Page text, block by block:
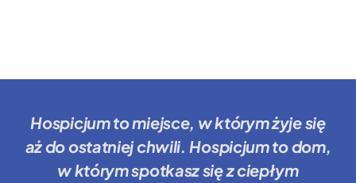
Hospicjum to miejsce, w którym żyje się
aż do ostatniej chwili. Hospicjum to dom,
w którym spotkasz się z ciepłym